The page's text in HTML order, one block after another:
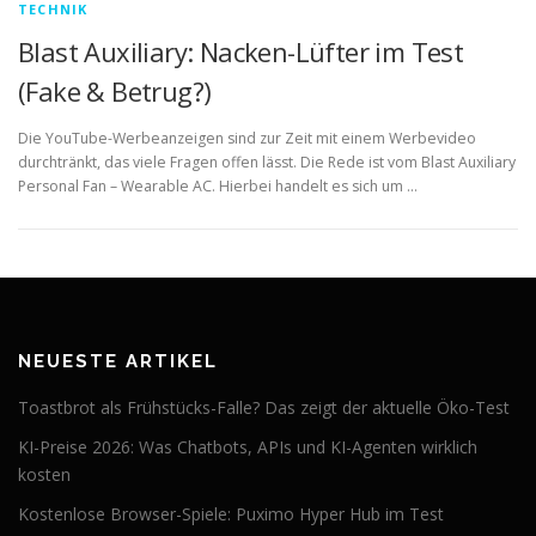
TECHNIK
Blast Auxiliary: Nacken-Lüfter im Test
(Fake & Betrug?)
Die YouTube-Werbeanzeigen sind zur Zeit mit einem Werbevideo
durchtränkt, das viele Fragen offen lässt. Die Rede ist vom Blast Auxiliary
Personal Fan – Wearable AC. Hierbei handelt es sich um …
NEUESTE ARTIKEL
Toastbrot als Frühstücks-Falle? Das zeigt der aktuelle Öko-Test
KI-Preise 2026: Was Chatbots, APIs und KI-Agenten wirklich
kosten
Kostenlose Browser-Spiele: Puximo Hyper Hub im Test